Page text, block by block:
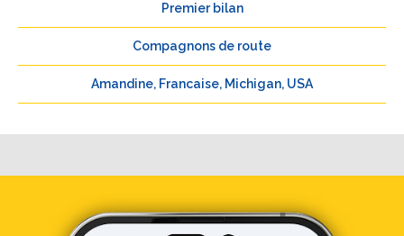
Premier bilan
Compagnons de route
Amandine, Francaise, Michigan, USA